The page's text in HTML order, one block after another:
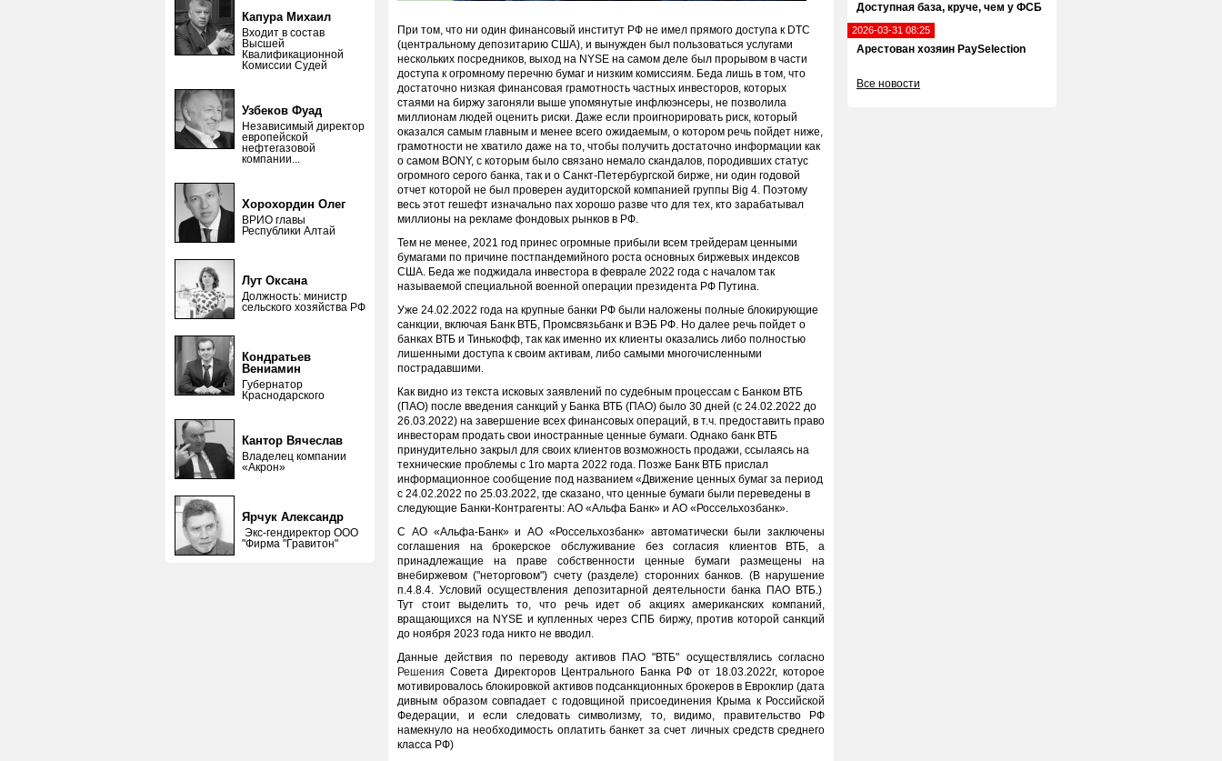
Доступная база, круче, чем у ФСБ
2026-03-31 08:25
Арестован хозяин PaySelection
Все новости
Капура Михаил
Входит в состав
Высшей
Квалификационной
Комиссии Судей
Узбеков Фуад
Независимый директор
европейской
нефтегазовой
компании...
Хорохордин Олег
ВРИО главы
Республики Алтай
Лут Оксана
Должность: министр
сельского хозяйства РФ
Кондратьев
Вениамин
Губернатор
Краснодарского
Кантор Вячеслав
Владелец компании
«Акрон»
Ярчук Александр
Экс-гендиректор ООО
"Фирма "Гравитон"
При том, что ни один финансовый институт РФ не имел прямого доступа к DTC
(центральному депозитарию США), и вынужден был пользоваться услугами
нескольких посредников, выход на NYSE на самом деле был прорывом в части
доступа к огромному перечню бумаг и низким комиссиям. Беда лишь в том, что
достаточно низкая финансовая грамотность частных инвесторов, которых
стаями на биржу загоняли выше упомянутые инфлюэнсеры, не позволила
миллионам людей оценить риски. Даже если проигнорировать риск, который
оказался самым главным и менее всего ожидаемым, о котором речь пойдет ниже,
грамотности не хватило даже на то, чтобы получить достаточно информации как
о самом BONY, с которым было связано немало скандалов, породивших статус
огромного серого банка, так и о Санкт-Петербургской бирже, ни один годовой
отчет которой не был проверен аудиторской компанией группы Big 4. Поэтому
весь этот гешефт изначально пах хорошо разве что для тех, кто зарабатывал
миллионы на рекламе фондовых рынков в РФ.
Тем не менее, 2021 год принес огромные прибыли всем трейдерам ценными
бумагами по причине постпандемийного роста основных биржевых индексов
США. Беда же поджидала инвестора в феврале 2022 года с началом так
называемой специальной военной операции президента РФ Путина.
Уже 24.02.2022 года на крупные банки РФ были наложены полные блокирующие
санкции, включая Банк ВТБ, Промсвязьбанк и ВЭБ РФ. Но далее речь пойдет о
банках ВТБ и Тинькофф, так как именно их клиенты оказались либо полностью
лишенными доступа к своим активам, либо самыми многочисленными
пострадавшими.
Как видно из текста исковых заявлений по судебным процессам с Банком ВТБ
(ПАО) после введения санкций у Банка ВТБ (ПАО) было 30 дней (с 24.02.2022 до
26.03.2022) на завершение всех финансовых операций, в т.ч. предоставить право
инвесторам продать свои иностранные ценные бумаги. Однако банк ВТБ
принудительно закрыл для своих клиентов возможность продажи, ссылаясь на
технические проблемы с 1го марта 2022 года. Позже Банк ВТБ прислал
информационное сообщение под названием «Движение ценных бумаг за период
с 24.02.2022 по 25.03.2022, где сказано, что ценные бумаги были переведены в
следующие Банки-Контрагенты: АО «Альфа Банк» и АО «Россельхозбанк».
С АО «Альфа-Банк» и АО «Россельхозбанк» автоматически были заключены
соглашения на брокерское обслуживание без согласия клиентов ВТБ, а
принадлежащие на праве собственности ценные бумаги размещены на
внебиржевом ("неторговом") счету (разделе) сторонних банков. (В нарушение
п.4.8.4. Условий осуществления депозитарной деятельности банка ПАО ВТБ.)
Тут стоит выделить то, что речь идет об акциях американских компаний,
вращающихся на NYSE и купленных через СПБ биржу, против которой санкций
до ноября 2023 года никто не вводил.
Данные действия по переводу активов ПАО "ВТБ" осуществлялись согласно
Решения Совета Директоров Центрального Банка РФ от 18.03.2022г, которое
мотивировалось блокировкой активов подсанкционных брокеров в Евроклир (дата
дивным образом совпадает с годовщиной присоединения Крыма к Российской
Федерации, и если следовать символизму, то, видимо, правительство РФ
намекнуло на необходимость оплатить банкет за счет личных средств среднего
класса РФ)